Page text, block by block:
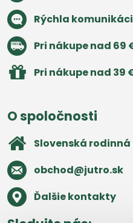
Rýchla
Pri nákupe nad
Pri nákupe nad 39
O spoločnosti
Slovenská
obchod​@jutro​.sk
Ďalšie kontakty